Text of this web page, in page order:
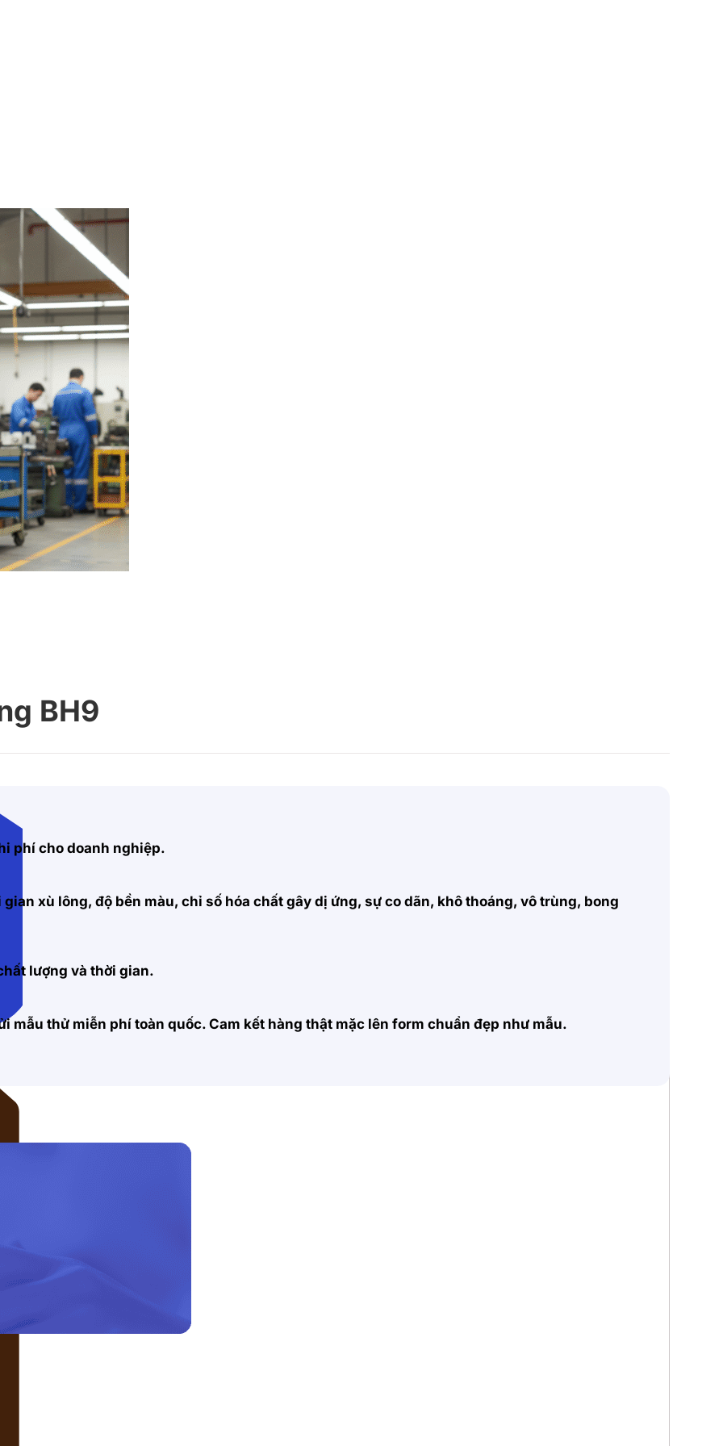
BH9
phí cho doanh nghiệp.
xù lông, độ bền màu, chỉ số hóa chất gây dị ứng, sự co dãn, khô thoáng, vô trùng, bong
lượng và thời gian.
mẫu thử miễn phí toàn quốc. Cam kết hàng thật mặc lên form chuẩn đẹp như mẫu.